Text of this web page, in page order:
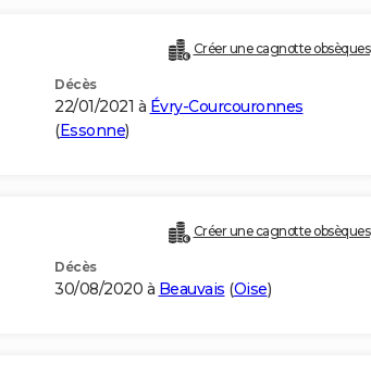
Créer une cagnotte obsèques
Décès
22/01/2021 à Évry-Courcouronnes
(Essonne)
Créer une cagnotte obsèques
Décès
30/08/2020 à Beauvais (Oise)